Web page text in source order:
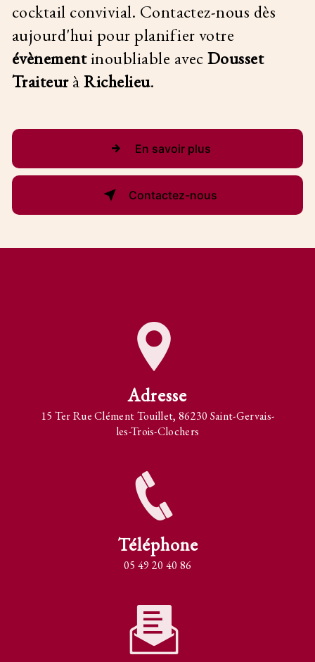
cocktail convivial. Contactez-nous dès
aujourd'hui pour planifier votre
évènementinoubliable avecDousset
TraiteuràRichelieu.
En savoir plus
Contactez-nous
Adresse
15 Ter Rue Clément Touillet, 86230 Saint-Gervais-
les-Trois-Clochers
Téléphone
05 49 20 40 86